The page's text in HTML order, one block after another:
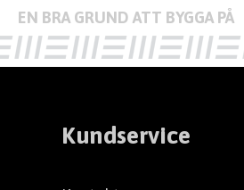
Kundservice